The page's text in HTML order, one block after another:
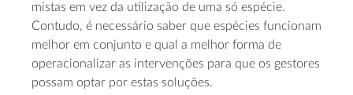
mistas em vez da utilização de uma só espécie.
Contudo, é necessário saber que espécies funcionam
melhor em conjunto e qual a melhor forma de
operacionalizar as intervenções para que os gestores
possam optar por estas soluções.